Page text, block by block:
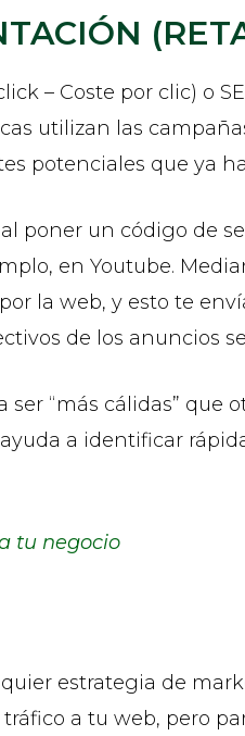
– Coste por clic) o
utilizan las
potenciales que ya
poner un código de
en Youtube.
la web, y esto te
de los anuncios
“más cálidas” que
a identificar
tu negocio
estrategia de
a tu web, pero